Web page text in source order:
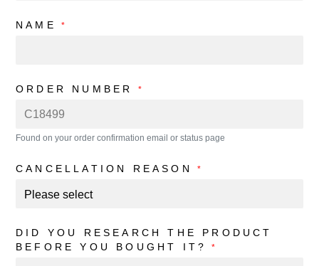
NAME *
ORDER NUMBER *
Found on your order confirmation email or status page
CANCELLATION REASON *
DID YOU RESEARCH THE PRODUCT
BEFORE YOU BOUGHT IT?
*